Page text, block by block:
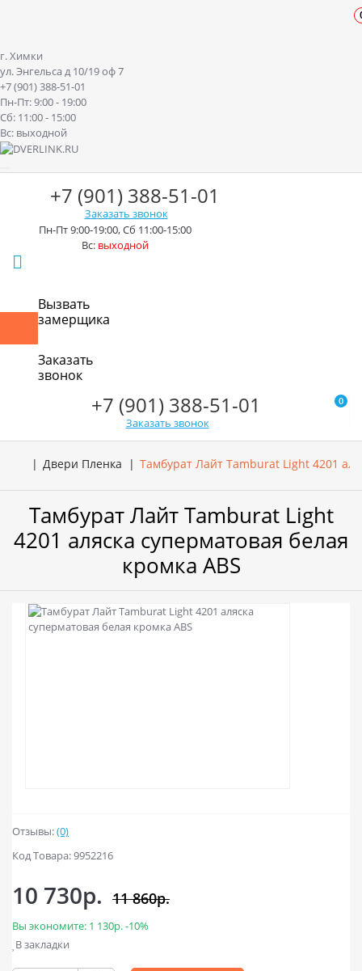
г. Химки
ул. Энгельса д 10/19 оф 7
+7 (901) 388-51-01
Пн-Пт: 9:00 - 19:00
Сб: 11:00 - 15:00
Вс: выходной
+7 (901) 388-51-01
Заказать звонок
Пн-Пт 9:00-19:00, Сб 11:00-15:00
Вс: выходной
Вызвать
замерщика
Заказать
звонок
+7 (901) 388-51-01
Заказать звонок
0
Двери Пленка Тамбурат Лайт Tamburat Light 4201
Тамбурат Лайт Tamburat Light
4201 аляска суперматовая белая
кромка ABS
Отзывы:(0)
Код Товара: 9952216
10 730р. 11 860р.
Вы экономите: 1 130р.-10%
В закладки